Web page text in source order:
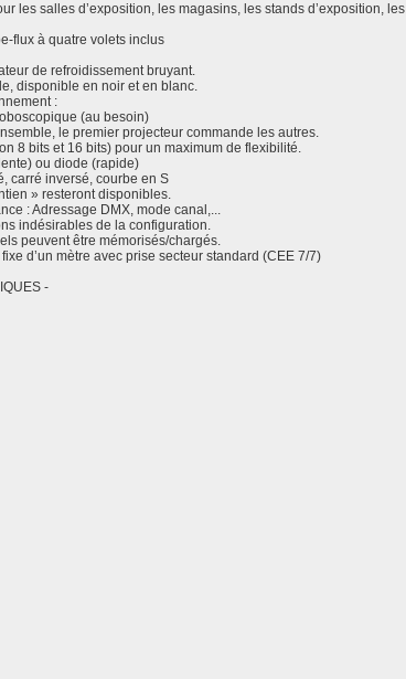
les salles d’exposition, les magasins, les stands d’exposition, les
flux à quatre volets inclus
de refroidissement bruyant.
disponible en noir et en blanc.
:
(au besoin)
le premier projecteur commande les autres.
8 bits et 16 bits) pour un maximum de flexibilité.
ou diode (rapide)
carré inversé, courbe en S
» resteront disponibles.
: Adressage DMX, mode canal,...
indésirables de la configuration.
peuvent être mémorisés/chargés.
d’un mètre avec prise secteur standard (CEE 7/7)
-